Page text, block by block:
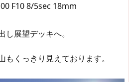
F10 8/5sec 18mm
展望デッキへ。
くっきり見えております。